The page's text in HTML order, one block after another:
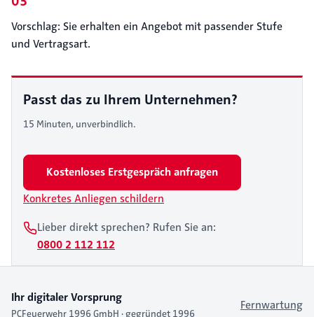
Vorschlag: Sie erhalten ein Angebot mit passender Stufe
und Vertragsart.
Passt das zu Ihrem Unternehmen?
15 Minuten, unverbindlich.
Kostenloses Erstgespräch anfragen
Konkretes Anliegen schildern
Lieber direkt sprechen? Rufen Sie an:
0800 2 112 112
Ihr digitaler Vorsprung
PCFeuerwehr 1996 GmbH · gegründet 1996
Fernwartung